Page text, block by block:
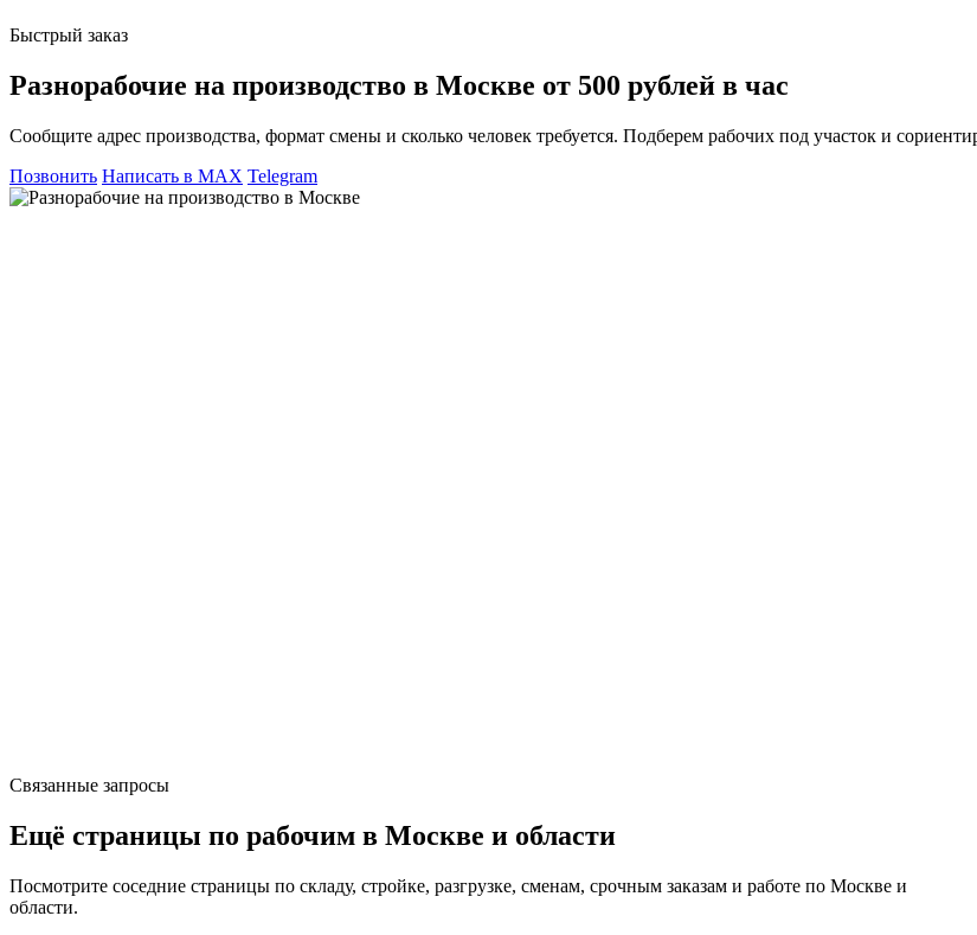
Быстрый заказ
Разнорабочие на производство в Москве от 500 рублей в час
Сообщите адрес производства, формат смены и сколько человек требуется. Подберем рабочих под участок и
Позвонить Написать в MAX Telegram
Связанные запросы
Ещё страницы по рабочим в Москве и области
Посмотрите соседние страницы по складу, стройке, разгрузке, сменам, срочным заказам и работе по Москве и
области.